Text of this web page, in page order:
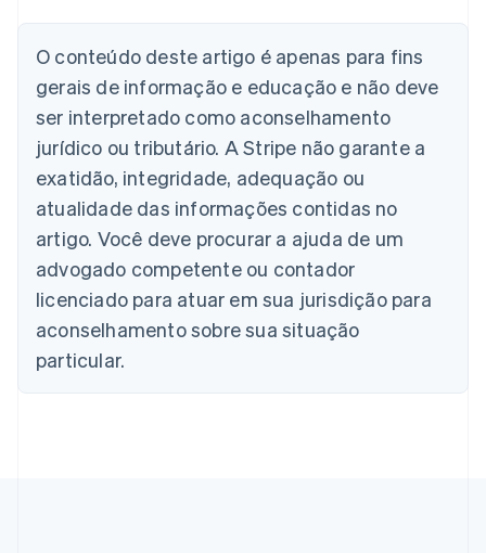
O conteúdo deste artigo é apenas para fins
gerais de informação e educação e não deve
ser interpretado como aconselhamento
jurídico ou tributário. A Stripe não garante a
exatidão, integridade, adequação ou
atualidade das informações contidas no
artigo. Você deve procurar a ajuda de um
advogado competente ou contador
licenciado para atuar em sua jurisdição para
aconselhamento sobre sua situação
particular.
Deutsch English
Austrália
Áustria
DeutschEnglish
Bélgica
Nederlands FrançaisDeutschEnglish
Brasil
Português English
Bulgária
English
Canadá
China continental
简体中文English